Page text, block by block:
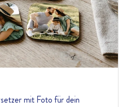
mit Foto für dein